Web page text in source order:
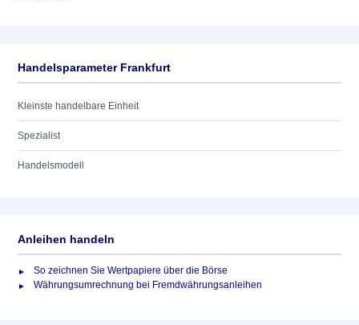
Handelsparameter Frankfurt
Kleinste handelbare Einheit
Spezialist
Handelsmodell
Anleihen handeln
So zeichnen Sie Wertpapiere über die Börse
Währungsumrechnung bei Fremdwährungsanleihen